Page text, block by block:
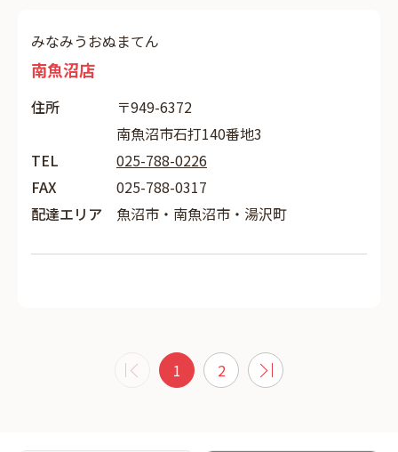
みなみうおぬまてん
南魚沼店
住所
〒949-6372
南魚沼市石打140番地3
TEL
025-788-0226
FAX
025-788-0317
配達エリア
魚沼市・南魚沼市・湯沢町
1 2